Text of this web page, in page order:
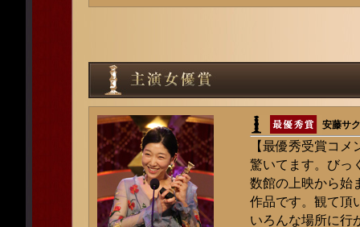
安藤サ
【最優秀受賞コメ
驚いてます。びっ
数館の上映から始
作品です。観て頂
いろんな場所に行